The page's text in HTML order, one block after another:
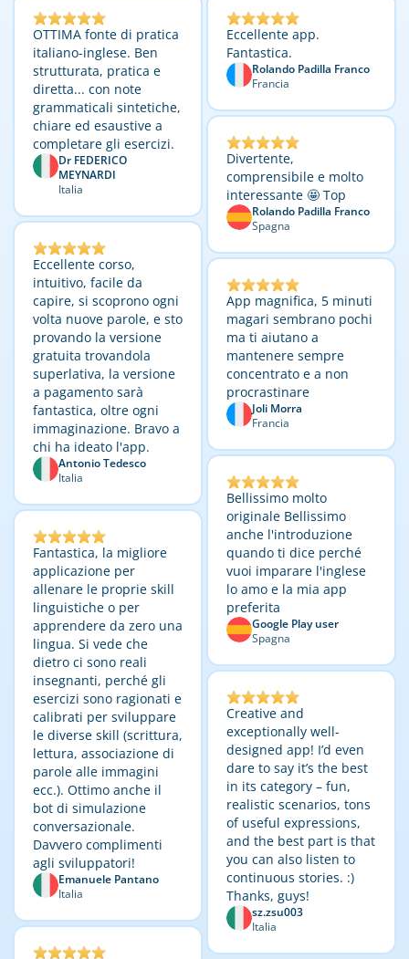
OTTIMA fonte di pratica
italiano-inglese. Ben
strutturata, pratica e
diretta... con note
grammaticali sintetiche,
chiare ed esaustive a
completare gli esercizi.
Dr FEDERICO
MEYNARDI
Italia
Eccellente corso,
intuitivo, facile da
capire, si scoprono ogni
volta nuove parole, e sto
provando la versione
gratuita trovandola
superlativa, la versione
a pagamento sarà
fantastica, oltre ogni
immaginazione. Bravo a
chi ha ideato l'app.
Antonio Tedesco
Italia
Fantastica, la migliore
applicazione per
allenare le proprie skill
linguistiche o per
apprendere da zero una
lingua. Si vede che
dietro ci sono reali
insegnanti, perché gli
esercizi sono ragionati e
calibrati per sviluppare
le diverse skill (scrittura,
lettura, associazione di
parole alle immagini
ecc.). Ottimo anche il
bot di simulazione
conversazionale.
Davvero complimenti
agli sviluppatori!
Emanuele Pantano
Italia
Eccellente app.
Fantastica.
Rolando Padilla Franco
Francia
Divertente,
comprensibile e molto
interessante 🤩 Top
Rolando Padilla Franco
Spagna
App magnifica, 5 minuti
magari sembrano pochi
ma ti aiutano a
mantenere sempre
concentrato e a non
procrastinare
Joli Morra
Francia
Bellissimo molto
originale Bellissimo
anche l'introduzione
quando ti dice perché
vuoi imparare l'inglese
lo amo e la mia app
preferita
Google Play user
Spagna
Creative and
exceptionally well-
designed app! I’d even
dare to say it’s the best
in its category – fun,
realistic scenarios, tons
of useful expressions,
and the best part is that
you can also listen to
continuous stories. :)
Thanks, guys!
sz.zsu003
Italia